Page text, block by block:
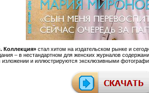
Коллекция» стал хитом на издательском рынке и
– в нестандартном для женских журналов
и иллюстрируются эксклюзивными